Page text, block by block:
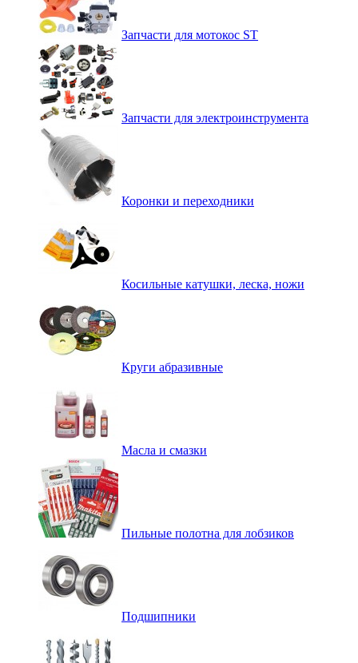
Запчасти для мотокос ST
Запчасти для электроинструмента
Коронки и переходники
Косильные катушки, леска, ножи
Круги абразивные
Масла и смазки
Пильные полотна для лобзиков
Подшипники